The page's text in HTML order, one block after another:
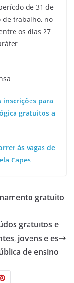
de 31 de
de trabalho, no
os dias 27
inscrições para
gratuitos a
às vagas de
Capes
gratuito
gratuitos e
jovens e es
de ensino